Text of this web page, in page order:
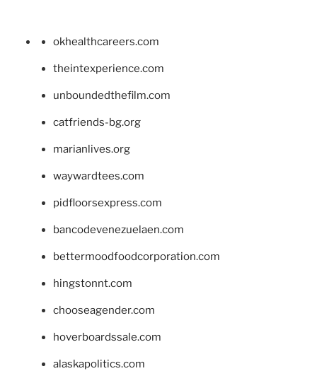
okhealthcareers.com
theintexperience.com
unboundedthefilm.com
catfriends-bg.org
marianlives.org
waywardtees.com
pidfloorsexpress.com
bancodevenezuelaen.com
bettermoodfoodcorporation.com
hingstonnt.com
chooseagender.com
hoverboardssale.com
alaskapolitics.com